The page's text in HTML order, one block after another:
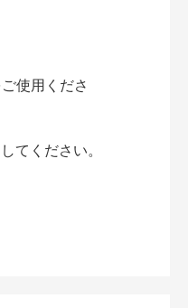
使用くださ
てください。